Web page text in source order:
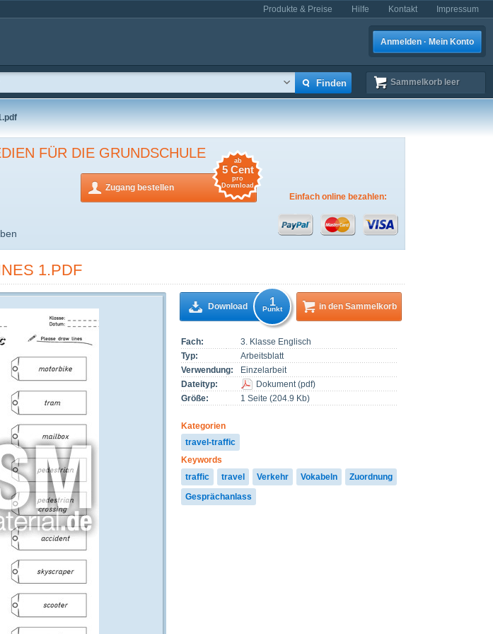
Produkte & Preise Hilfe Kontakt Impressum
Anmelden · Mein Konto
Sammelkorb leer
FÜR DIE GRUNDSCHULE
Zugang bestellen
ab
5 Cent
pro
Download
Einfach online bezahlen:
1.PDF
Fach:
3. Klasse Englisch
Typ:
Arbeitsblatt
Verwendung:
Einzelarbeit
Dateityp:
Dokument(pdf)
Größe:
1 Seite (204.9 Kb)
Kategorien
travel-traffic
Keywords
traffic
travel Verkehr Vokabeln
Zuordnung
Gesprächanlass
Download 1
Punkt in den Sammelkorb